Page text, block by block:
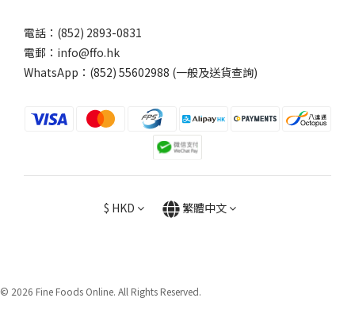
電話：(852) 2893-0831
電郵：info@ffo.hk
WhatsApp： (852) 55602988 (一般及送貨查詢)
$ HKD 繁體中文
© 2026 Fine Foods Online. All Rights Reserved.